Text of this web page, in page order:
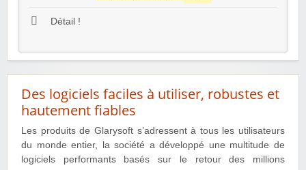
Détail !
Des logiciels faciles à utiliser, robustes et
hautement fiables
Les produits de Glarysoft s’adressent à tous les utilisateurs
du monde entier, la société a développé une multitude de
logiciels performants basés sur le retour des millions